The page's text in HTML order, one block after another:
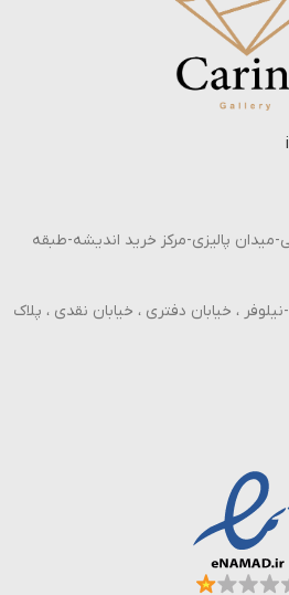
میدان پالیزی-مرکز خرید اندیشه-طبقه
، خیابان دفتری ، خیابان نقدی ، پلاک